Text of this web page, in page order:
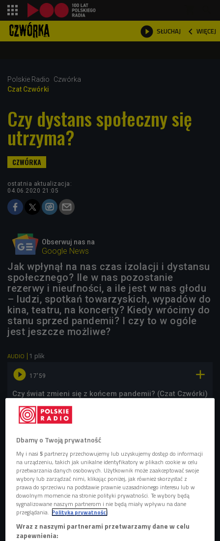
 SŁUCHAJ  WIĘCEJ

Polskie Radio
Czwórka
Czat Czwórki
Czy dystans społeczny się
utrzyma?
ostatnia aktualizacja:
04.06.2020 21:05
Obserwuj nas na
Google News
Jak wpłynął na nas czas izolacji i dystansu
społecznego? Ile w nas pozostanie
rezerwy i nieufności, a ile jest w nas głodu
– ludzi, spotkań towarzyskich, wypadów do
kina, teatru, na koncerty? Kiedy wrócimy do
stanu sprzed pandemii? I czy to w ogóle
jest jeszcze możliwe?
AUDIO 1 plik
 17'59 
Czy świat zmieni się z końcem pandemii? (Czat Czwórki)
Dbamy o Twoją prywatność
My i nasi5 partnerzy przechowujemy lub uzyskujemy dostęp do informacji
na urządzeniu, takich jak unikalne identyfikatory w plikach cookie w celu
przetwarzania danych osobowych. Użytkownik może zaakceptować swoje
wybory lub zarządzać nimi, klikając poniżej, jak również skorzystać z
prawa do sprzeciwu na podstawie prawnie uzasadnionego interesu lub w
dowolnym momencie na stronie polityki prywatności. Te wybory będą
sygnalizowane naszym partnerom i nie będą miały wpływu na dane
przeglądania. Polityka prywatności
Wraz z naszymi partnerami przetwarzamy dane w celu
zapewnienia: